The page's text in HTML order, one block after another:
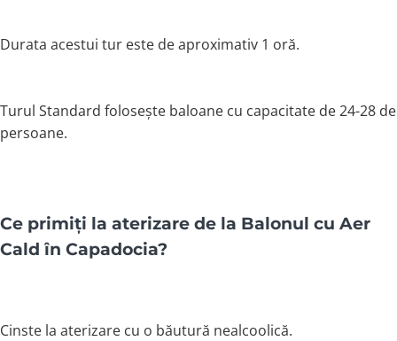
Durata acestui tur este de aproximativ 1 oră.
Turul Standard folosește baloane cu capacitate de 24-28 de
persoane.
Ce primiți la aterizare de la Balonul cu Aer
Cald în Capadocia?
Cinste la aterizare cu o băutură nealcoolică.